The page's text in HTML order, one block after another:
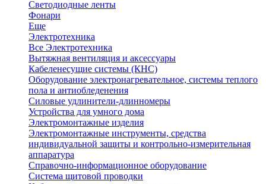
Светодиодные ленты
Фонари
Еще
Электротехника
Все Электротехника
Вытяжная вентиляция и аксессуары
Кабеленесущие системы (КНС)
Оборудование электронагревательное, системы теплого
пола и антиобледенения
Силовые удлинители-длинномеры
Устройства для умного дома
Электромонтажные изделия
Электромонтажные инструменты, средства
индивидуальной защиты и контрольно-измерительная
аппаратура
Справочно-информационное оборудование
Система щитовой проводки